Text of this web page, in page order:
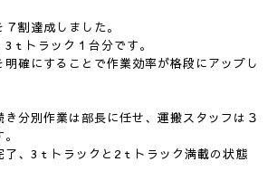
割達成しました。
ｔトラック１台分です。
明確にすることで作業効率が格段にアップし
分別作業は部長に任せ、運搬スタッフは３
了、3ｔトラックと2ｔトラック満載の状態